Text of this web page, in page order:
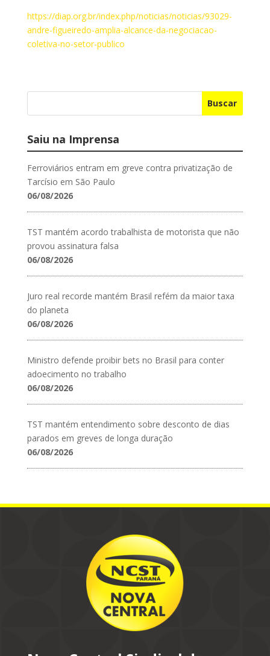
https://diap.org.br/index.php/noticias/noticias/93029-
andre-figueiredo-amplia-alcance-da-negociacao-
coletiva-no-setor-publico
Buscar
Saiu na Imprensa
Ferroviários entram em greve contra privatização de
Tarcísio em São Paulo
06/08/2026
TST mantém acordo trabalhista de motorista que não
provou assinatura falsa
06/08/2026
Juro real recorde mantém Brasil refém da maior taxa
do planeta
06/08/2026
Ministro defende proibir bets no Brasil para conter
adoecimento no trabalho
06/08/2026
TST mantém entendimento sobre desconto de dias
parados em greves de longa duração
06/08/2026